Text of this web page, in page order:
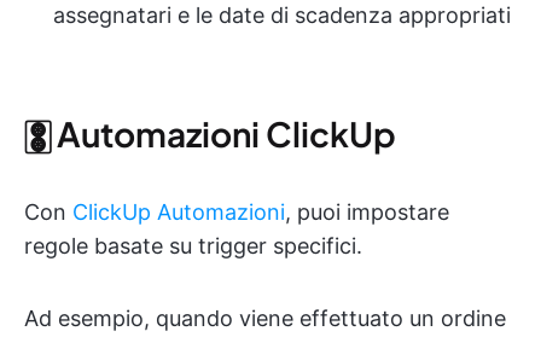
assegnatari e le date di scadenza appropriati
🀚 Automazioni ClickUp
Con ClickUp Automazioni, puoi impostare
regole basate su trigger specifici.
Ad esempio, quando viene effettuato un ordine